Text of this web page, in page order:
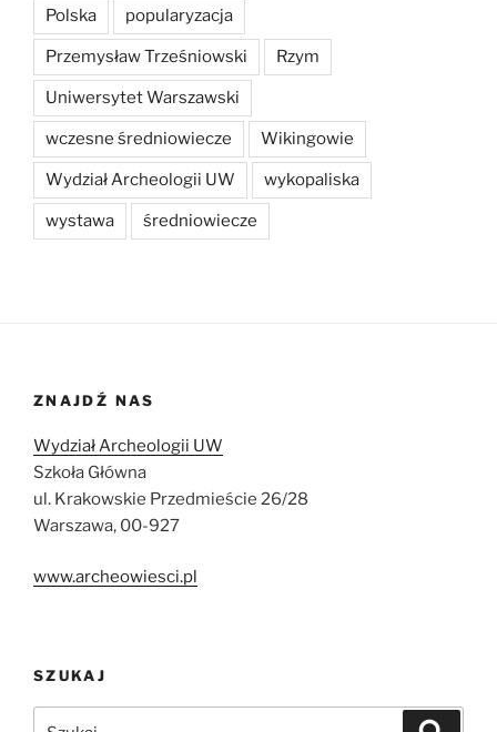
Polska popularyzacja
Przemysław Trześniowski Rzym
Uniwersytet Warszawski
wczesne średniowiecze Wikingowie
Wydział Archeologii UW wykopaliska
wystawa średniowiecze
ZNAJDŹ NAS
Wydział Archeologii UW
Szkoła Główna
ul. Krakowskie Przedmieście 26/28
Warszawa, 00-927
www.archeowiesci.pl
SZUKAJ